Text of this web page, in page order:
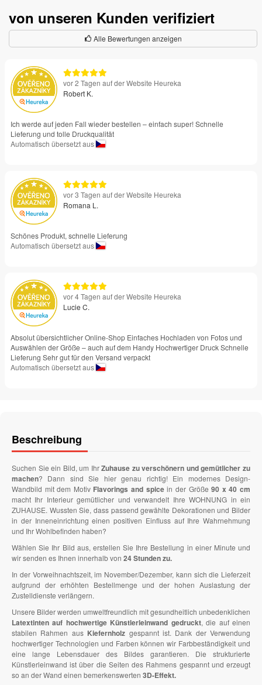
von unseren Kunden verifiziert
Alle Bewertungen anzeigen
vor 2 Tagen auf der Website Heureka
Robert K.
Ich werde auf jeden Fall wieder bestellen – einfach super! Schnelle
Lieferung und tolle Druckqualität
Automatisch übersetzt aus
vor 3 Tagen auf der Website Heureka
Romana L.
Schönes Produkt, schnelle Lieferung
Automatisch übersetzt aus
vor 4 Tagen auf der Website Heureka
Lucie C.
Absolut übersichtlicher Online-Shop Einfaches Hochladen von Fotos und
Auswählen der Größe – auch auf dem Handy Hochwertiger Druck Schnelle
Lieferung Sehr gut für den Versand verpackt
Automatisch übersetzt aus
Beschreibung
Suchen Sie ein Bild, um IhrZuhause zu verschönern und gemütlicher zu
machen? Dann sind Sie hier genau richtig! Ein modernes Design-
Wandbild mit dem Motiv Flavorings and spicein der Größe90 x 40 cm
macht Ihr Interieur gemütlicher und verwandelt Ihre WOHNUNG in ein
ZUHAUSE. Wussten Sie, dass passend gewählte Dekorationen und Bilder
in der Inneneinrichtung einen positiven Einfluss auf Ihre Wahrnehmung
und Ihr Wohlbefinden haben?
Wählen Sie Ihr Bild aus, erstellen Sie Ihre Bestellung in einer Minute und
wir senden es Ihnen innerhalb von 24 Stunden zu.
In der Vorweihnachtszeit, im November/Dezember, kann sich die Lieferzeit
aufgrund der erhöhten Bestellmenge und der hohen Auslastung der
Zustelldienste verlängern.
Unsere Bilder werden umweltfreundlich mit gesundheitlich unbedenklichen
Latextinten auf hochwertige Künstlerleinwand gedruckt, die auf einen
stabilen Rahmen aus Kiefernholz gespannt ist. Dank der Verwendung
hochwertiger Technologien und Farben können wir Farbbeständigkeit und
eine lange Lebensdauer des Bildes garantieren. Die strukturierte
Künstlerleinwand ist über die Seiten des Rahmens gespannt und erzeugt
so an der Wand einen bemerkenswerten 3D-Effekt.